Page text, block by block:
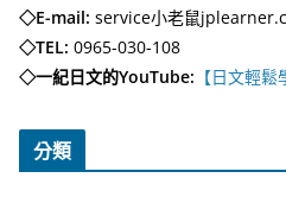
◇E-mail: service小老鼠
◇TEL: 0965-030-108
◇一紀日文的YouTube: 【日文輕鬆
分類